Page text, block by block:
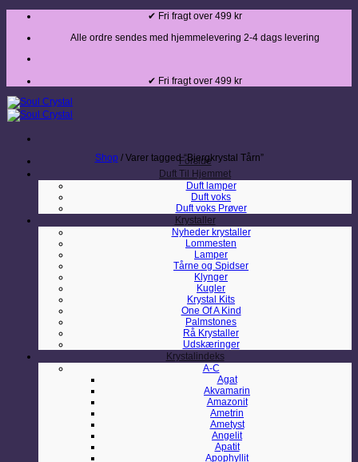
Fortsæt
indhold
✔ Fri fragt over 499 kr
Alle ordre sendes med hjemmelevering 2-4 dags levering
✔ Fri fragt over 499 kr
Forside
Duft Til Hjemmet
Duft lamper
Duft voks
Duft voks Prøver
Krystaller
Nyheder krystaller
Lommesten
Lamper
Tårne og Spidser
Klynger
Kugler
Krystal Kits
One Of A Kind
Palmstones
Rå Krystaller
Udskæringer
Krystalindeks
A-C
Agat
Akvamarin
Amazonit
Ametrin
Ametyst
Angelit
Apatit
Apophyllit
Shop /Varer tagged “Bjergkrystal Tårn”